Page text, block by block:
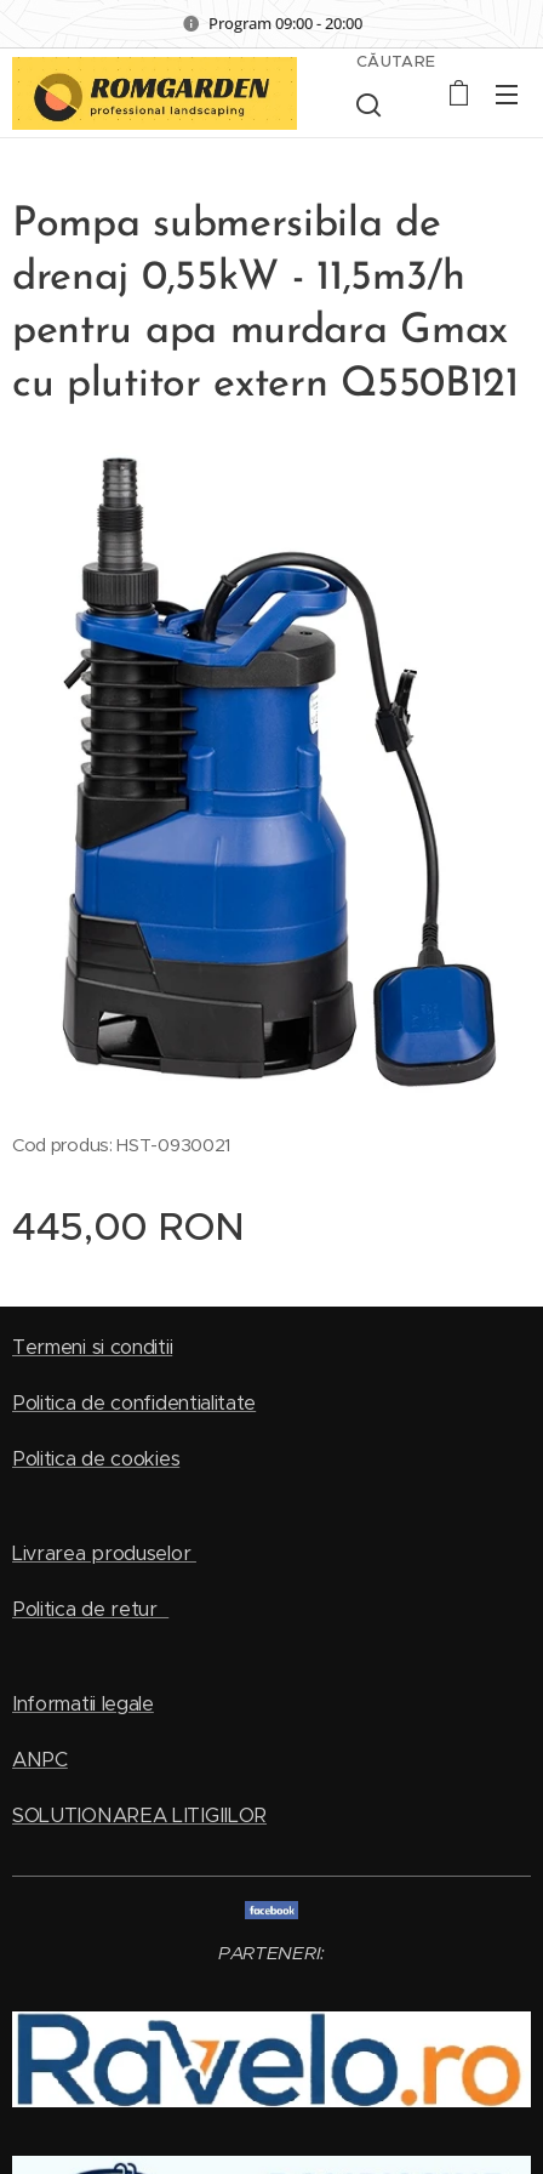
Program 09:00 - 20:00
CĂUTARE
Pompa submersibila de
drenaj 0,55kW - 11,5m3/h
pentru apa murdara Gmax
cu plutitor extern Q550B121
Cod produs: HST-0930021
445,00 RON
Termeni si conditii
Politica de confidentialitate
Politica de cookies
Livrarea produselor
Politica de retur
Informatii legale
ANPC
SOLUTIONAREA LITIGIILOR
PARTENERI: